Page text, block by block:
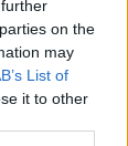
on the
may
List of
it to other